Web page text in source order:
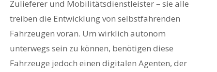
Zulieferer und Mobilitäts­dienstleister – sie alle
treiben die Entwicklung von selbstfahrenden
Fahrzeugen voran. Um wirklich autonom
unterwegs sein zu können, benötigen diese
Fahrzeuge jedoch einen digitalen Agenten, der